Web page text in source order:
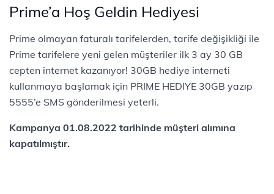
Prime’a Hoş Geldin Hediyesi
Prime olmayan faturalı tarifelerden, tarife değişikliği ile
Prime tarifelere yeni gelen müşteriler ilk 3 ay 30 GB
cepten internet kazanıyor! 30GB hediye interneti
kullanmaya başlamak için PRIME HEDIYE 30GB yazıp
5555’e SMS gönderilmesi yeterli.
Kampanya 01.08.2022 tarihinde müşteri alımına
kapatılmıştır.